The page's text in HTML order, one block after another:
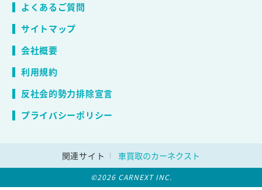
よくあるご質問
サイトマップ
会社概要
利用規約
反社会的勢力排除宣言
プライバシーポリシー
関連サイト 車買取のカーネクスト
©2026 CARNEXT INC.